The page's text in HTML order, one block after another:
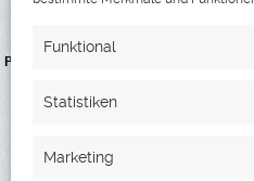
Funktional
Statistiken
Marketing
PARTNER & KONTAKT